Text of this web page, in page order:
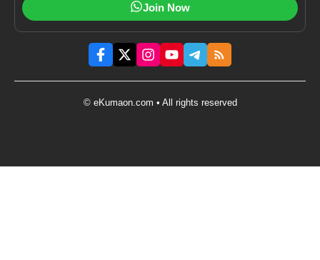
Join Now
© eKumaon.com • All rights reserved